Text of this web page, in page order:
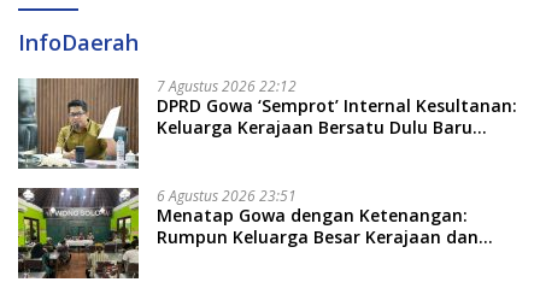
InfoDaerah
7 Agustus 2026 22:12
DPRD Gowa ‘Semprot’ Internal Kesultanan:
Keluarga Kerajaan Bersatu Dulu Baru
6 Agustus 2026 23:51
Menatap Gowa dengan Ketenangan:
Rumpun Keluarga Besar Kerajaan dan